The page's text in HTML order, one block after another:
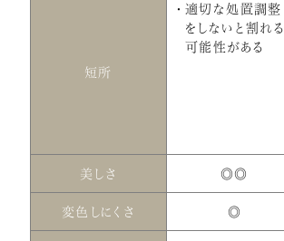
短所
適切な処置調整
をしないと割れる
可能性がある
美しさ ◎◎
変色しにくさ ◎